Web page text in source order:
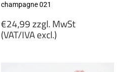
champagne 021
Regular
price
€24,99 zzgl. MwSt
(VAT/IVA excl.)